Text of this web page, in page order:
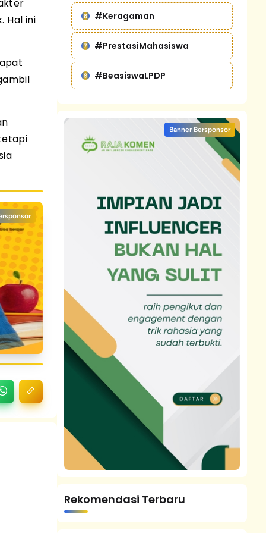
Hal ini
#Keragaman
#PrestasiMahasiswa
#BeasiswaLPDP
Banner Bersponsor
Rekomendasi Terbaru